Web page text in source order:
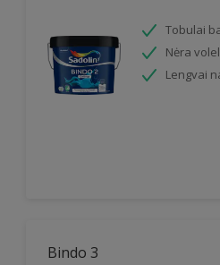
Tobulai
Nėra
Lengvai
Bindo 3